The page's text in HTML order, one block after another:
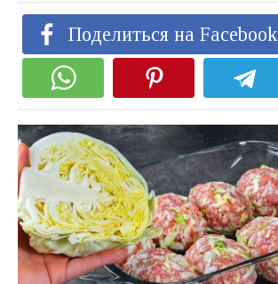
Поделиться на Facebook